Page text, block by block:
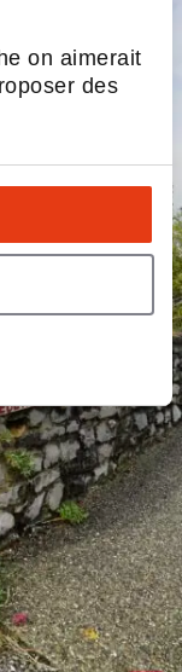
on aimerait
des